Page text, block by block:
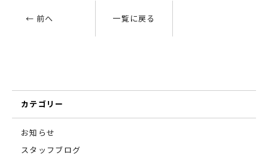
← 前へ 一覧に戻る
カテゴリー
お知らせ
スタッフブログ